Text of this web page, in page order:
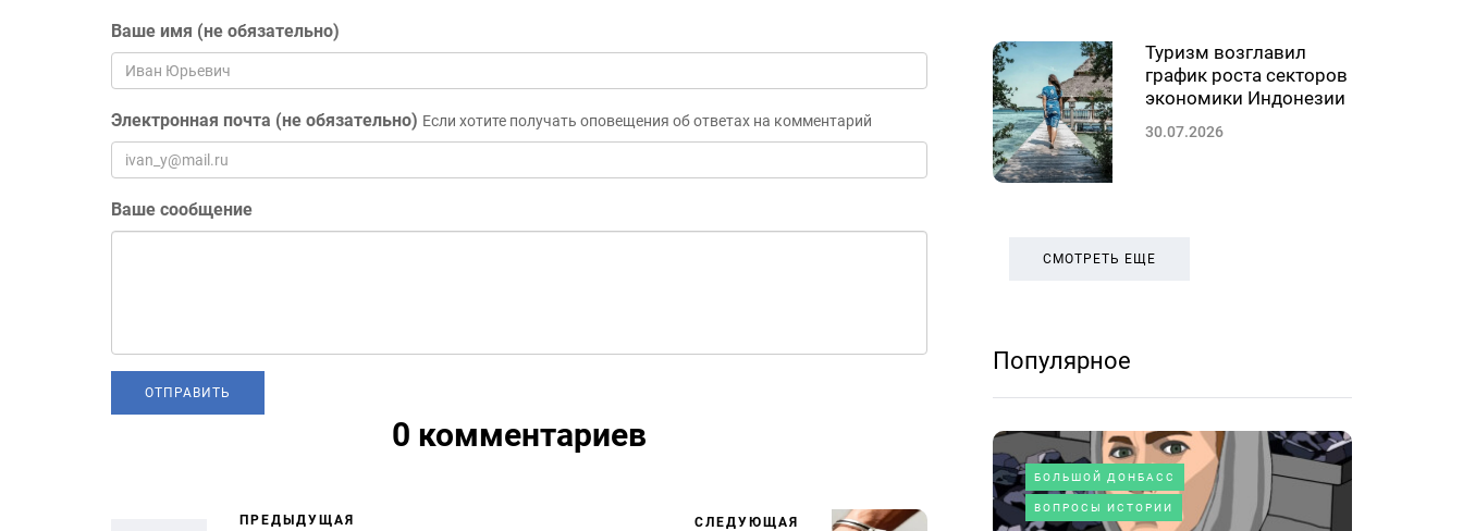
Ваше имя (не обязательно)
Электронная почта (не обязательно) Если хотите получать оповещения об ответах на комментарий
Ваше сообщение
0 комментариев
ПРЕДЫДУЩАЯ СЛЕДУЮЩАЯ
Туризм возглавил
график роста секторов
экономики Индонезии
30.07.2026
СМОТРЕТЬ ЕЩЕ
Популярное
БОЛЬШОЙ ДОНБАСС
ВОПРОСЫ ИСТОРИИ